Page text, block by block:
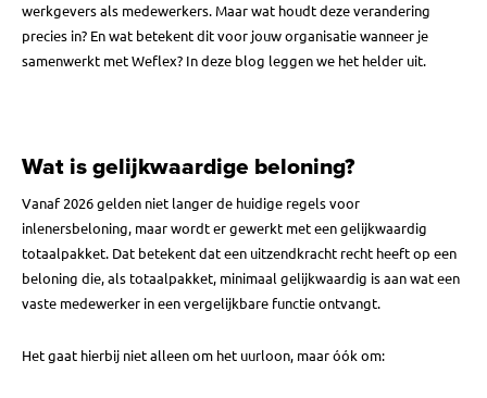
werkgevers als medewerkers. Maar wat houdt deze verandering
precies in? En wat betekent dit voor jouw organisatie wanneer je
samenwerkt met Weflex? In deze blog leggen we het helder uit.
Wat is gelijkwaardige beloning?
Vanaf 2026 gelden niet langer de huidige regels voor
inlenersbeloning, maar wordt er gewerkt met een gelijkwaardig
totaalpakket. Dat betekent dat een uitzendkracht recht heeft op een
beloning die, als totaalpakket, minimaal gelijkwaardig is aan wat een
vaste medewerker in een vergelijkbare functie ontvangt.
Het gaat hierbij niet alleen om het uurloon, maar óók om: